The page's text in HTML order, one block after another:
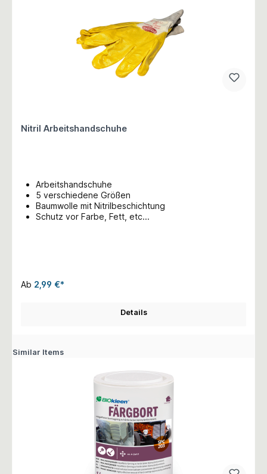
Nitril Arbeitshandschuhe
Arbeitshandschuhe
5 verschiedene Größen
Baumwolle mit Nitrilbeschichtung
Schutz vor Farbe, Fett, etc...
Ab 2,99 €*
Details
Similar Items